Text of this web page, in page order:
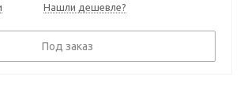
Нашли дешевле?
Под заказ